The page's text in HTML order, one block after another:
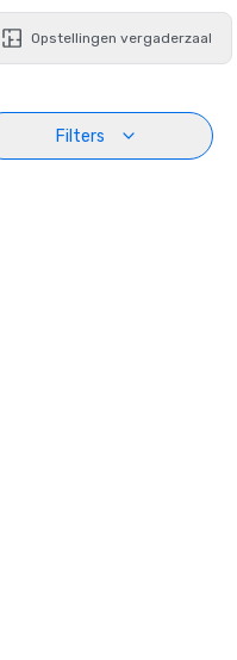
Opstellingen vergaderzaal
Filters